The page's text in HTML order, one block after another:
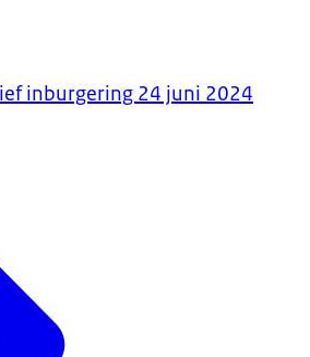
inburgering 24 juni 2024